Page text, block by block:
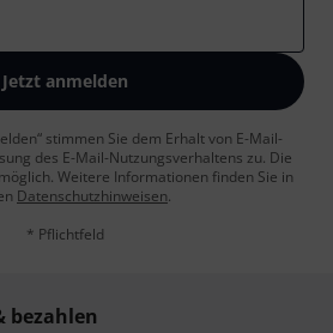
Jetzt anmelden
stimmen Sie dem Erhalt von E-Mail-
des E-Mail-Nutzungsverhaltens zu. Die
Weitere Informationen finden Sie in
Datenschutzhinweisen.
* Pflichtfeld
bezahlen